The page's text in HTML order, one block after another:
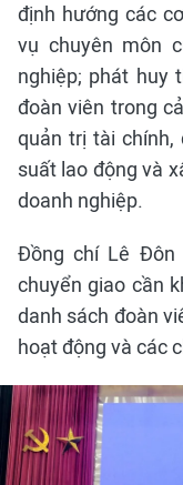
định hướng các
vụ chuyên môn
nghiệp; phát huy
đoàn viên trong
quản trị tài chính,
suất lao động và
doanh nghiệp.
Đồng chí Lê Đôn
chuyển giao cần
danh sách đoàn
hoạt động và các